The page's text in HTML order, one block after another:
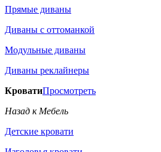
Прямые диваны
Диваны с оттоманкой
Модульные диваны
Диваны реклайнеры
КроватиПросмотреть
Назад к Мебель
Детские кровати